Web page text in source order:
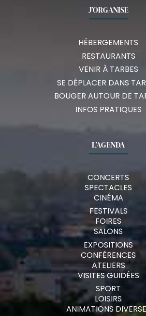
J’ORGANISE
HÉBERGEMENTS
RESTAURANTS
VENIR À TARBES
SE DÉPLACER DANS
BOUGER AUTOUR DE
INFOS PRATIQUES
L’AGENDA
CONCERTS
SPECTACLES
CINÉMA
FESTIVALS
FOIRES
SALONS
EXPOSITIONS
CONFÉRENCES
ATELIERS
VISITES GUIDÉES
SPORT
LOISIRS
ANIMATIONS